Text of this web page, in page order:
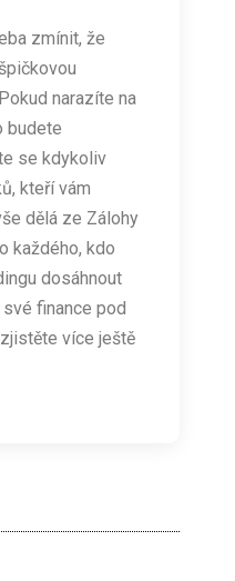
zmínit, že
narazíte na
budete
se kdykoliv
kteří vám
dělá ze Zálohy
každého, kdo
dosáhnout
finance pod
více ještě